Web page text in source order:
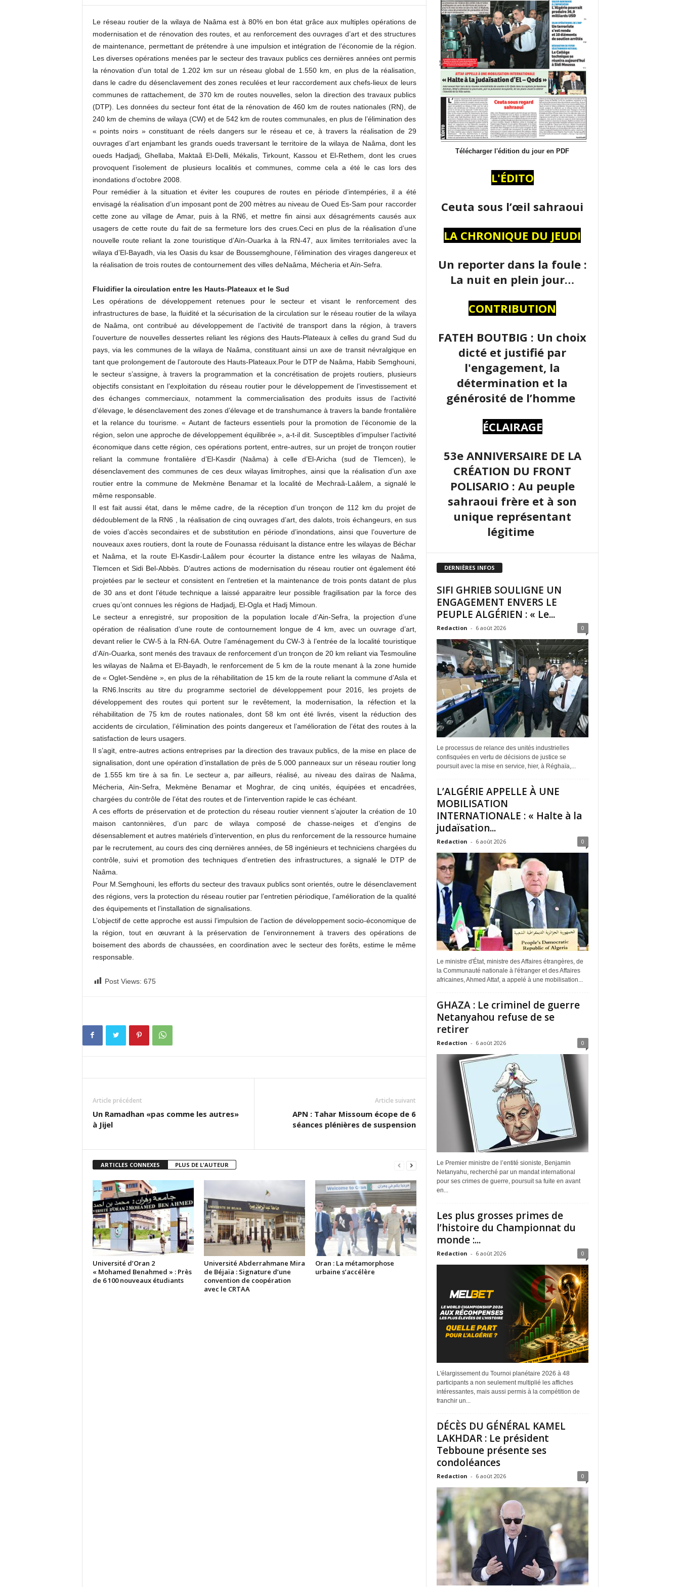
Le réseau routier de la wilaya de Naâma est à 80% en bon état grâce aux multiples opérations de
modernisation et de rénovation des routes, et au renforcement des ouvrages d’art et des structures
de maintenance, permettant de prétendre à une impulsion et intégration de l’économie de la région.
Les diverses opérations menées par le secteur des travaux publics ces dernières années ont permis
la rénovation d’un total de 1.202 km sur un réseau global de 1.550 km, en plus de la réalisation,
dans le cadre du désenclavement des zones reculées et leur raccordement aux chefs-lieux de leurs
communes de rattachement, de 370 km de routes nouvelles, selon la direction des travaux publics
(DTP). Les données du secteur font état de la rénovation de 460 km de routes nationales (RN), de
240 km de chemins de wilaya (CW) et de 542 km de routes communales, en plus de l’élimination des
« points noirs » constituant de réels dangers sur le réseau et ce, à travers la réalisation de 29
ouvrages d’art enjambant les grands oueds traversant le territoire de la wilaya de Naâma, dont les
oueds Hadjadj, Ghellaba, Maktaâ El-Delli, Mékalis, Tirkount, Kassou et El-Rethem, dont les crues
provoquent l’isolement de plusieurs localités et communes, comme cela a été le cas lors des
inondations d’octobre 2008.
Pour remédier à la situation et éviter les coupures de routes en période d’intempéries, il a été
envisagé la réalisation d’un imposant pont de 200 mètres au niveau de Oued Es-Sam pour raccorder
cette zone au village de Amar, puis à la RN6, et mettre fin ainsi aux désagréments causés aux
usagers de cette route du fait de sa fermeture lors des crues.Ceci en plus de la réalisation d’une
nouvelle route reliant la zone touristique d’Aïn-Ouarka à la RN-47, aux limites territoriales avec la
wilaya d’El-Bayadh, via les Oasis du ksar de Boussemghoune, l’élimination des virages dangereux et
la réalisation de trois routes de contournement des villes deNaâma, Mécheria et Aïn-Sefra.
Fluidifier la circulation entre les Hauts-Plateaux et le Sud
Les opérations de développement retenues pour le secteur et visant le renforcement des
infrastructures de base, la fluidité et la sécurisation de la circulation sur le réseau routier de la wilaya
de Naâma, ont contribué au développement de l’activité de transport dans la région, à travers
l’ouverture de nouvelles dessertes reliant les régions des Hauts-Plateaux à celles du grand Sud du
pays, via les communes de la wilaya de Naâma, constituant ainsi un axe de transit névralgique en
tant que prolongement de l’autoroute des Hauts-Plateaux.Pour le DTP de Naâma, Habib Semghouni,
le secteur s’assigne, à travers la programmation et la concrétisation de projets routiers, plusieurs
objectifs consistant en l’exploitation du réseau routier pour le développement de l’investissement et
des échanges commerciaux, notamment la commercialisation des produits issus de l’activité
d’élevage, le désenclavement des zones d’élevage et de transhumance à travers la bande frontalière
et la relance du tourisme. « Autant de facteurs essentiels pour la promotion de l’économie de la
région, selon une approche de développement équilibrée », a-t-il dit. Susceptibles d’impulser l’activité
économique dans cette région, ces opérations portent, entre-autres, sur un projet de tronçon routier
reliant la commune frontalière d’El-Kasdir (Naâma) à celle d’El-Aricha (sud de Tlemcen), le
désenclavement des communes de ces deux wilayas limitrophes, ainsi que la réalisation d’un axe
routier entre la commune de Mekmène Benamar et la localité de Mechraâ-Laâlem, a signalé le
même responsable.
Il est fait aussi état, dans le même cadre, de la réception d’un tronçon de 112 km du projet de
dédoublement de la RN6 , la réalisation de cinq ouvrages d’art, des dalots, trois échangeurs, en sus
de voies d’accès secondaires et de substitution en période d’inondations, ainsi que l’ouverture de
nouveaux axes routiers, dont la route de Founassa réduisant la distance entre les wilayas de Béchar
et Naâma, et la route El-Kasdir-Laâlem pour écourter la distance entre les wilayas de Naâma,
Tlemcen et Sidi Bel-Abbès. D’autres actions de modernisation du réseau routier ont également été
projetées par le secteur et consistent en l’entretien et la maintenance de trois ponts datant de plus
de 30 ans et dont l’étude technique a laissé apparaitre leur possible fragilisation par la force des
crues qu’ont connues les régions de Hadjadj, El-Ogla et Hadj Mimoun.
Le secteur a enregistré, sur proposition de la population locale d’Ain-Sefra, la projection d’une
opération de réalisation d’une route de contournement longue de 4 km, avec un ouvrage d’art,
devant relier le CW-5 à la RN-6A. Outre l’aménagement du CW-3 à l’entrée de la localité touristique
d’Aïn-Ouarka, sont menés des travaux de renforcement d’un tronçon de 20 km reliant via Tesmouline
les wilayas de Naâma et El-Bayadh, le renforcement de 5 km de la route menant à la zone humide
de « Oglet-Sendène », en plus de la réhabilitation de 15 km de la route reliant la commune d’Asla et
la RN6.Inscrits au titre du programme sectoriel de développement pour 2016, les projets de
développement des routes qui portent sur le revêtement, la modernisation, la réfection et la
réhabilitation de 75 km de routes nationales, dont 58 km ont été livrés, visent la réduction des
accidents de circulation, l’élimination des points dangereux et l’amélioration de l’état des routes à la
satisfaction de leurs usagers.
Il s’agit, entre-autres actions entreprises par la direction des travaux publics, de la mise en place de
signalisation, dont une opération d’installation de près de 5.000 panneaux sur un réseau routier long
de 1.555 km tire à sa fin. Le secteur a, par ailleurs, réalisé, au niveau des daïras de Naâma,
Mécheria, Aïn-Sefra, Mekmène Benamar et Moghrar, de cinq unités, équipées et encadrées,
chargées du contrôle de l’état des routes et de l’intervention rapide le cas échéant.
A ces efforts de préservation et de protection du réseau routier viennent s’ajouter la création de 10
maison cantonnières, d’un parc de wilaya composé de chasse-neiges et d’engins de
désensablement et autres matériels d’intervention, en plus du renforcement de la ressource humaine
par le recrutement, au cours des cinq dernières années, de 58 ingénieurs et techniciens chargées du
contrôle, suivi et promotion des techniques d’entretien des infrastructures, a signalé le DTP de
Naâma.
Pour M.Semghouni, les efforts du secteur des travaux publics sont orientés, outre le désenclavement
des régions, vers la protection du réseau routier par l’entretien périodique, l’amélioration de la qualité
des équipements et l’installation de signalisations.
L’objectif de cette approche est aussi l’impulsion de l’action de développement socio-économique de
la région, tout en œuvrant à la préservation de l’environnement à travers des opérations de
boisement des abords de chaussées, en coordination avec le secteur des forêts, estime le même
responsable.
Post Views: 675
Article précédent
Un Ramadhan «pas comme les autres»
à Jijel
Article suivant
APN : Tahar Missoum écope de 6
séances plénières de suspension
ARTICLES CONNEXES PLUS DE L'AUTEUR
Université d’Oran 2
« Mohamed Benahmed » : Près
de 6 100 nouveaux étudiants
Université Abderrahmane Mira
de Béjaïa : Signature d’une
convention de coopération
avec le CRTAA
Oran : La métamorphose
urbaine s’accélère
Télécharger l'édition du jour en PDF
L'ÉDITO
Ceuta sous l’œil sahraoui
LA CHRONIQUE DU JEUDI
Un reporter dans la foule :
La nuit en plein jour…
CONTRIBUTION
FATEH BOUTBIG : Un choix
dicté et justifié par
l'engagement, la
détermination et la
générosité de l’homme
ÉCLAIRAGE
53e ANNIVERSAIRE DE LA
CRÉATION DU FRONT
POLISARIO : Au peuple
sahraoui frère et à son
unique représentant
légitime
DERNIÈRES INFOS
SIFI GHRIEB SOULIGNE UN
ENGAGEMENT ENVERS LE
PEUPLE ALGÉRIEN : « Le...
Redaction - 6 août 2026 0
Le processus de relance des unités industrielles
confisquées en vertu de décisions de justice se
poursuit avec la mise en service, hier, à Réghaïa,...
L’ALGÉRIE APPELLE À UNE
MOBILISATION
INTERNATIONALE : « Halte à la
judaïsation...
Redaction - 6 août 2026 0
Le ministre d'État, ministre des Affaires étrangères, de
la Communauté nationale à l'étranger et des Affaires
africaines, Ahmed Attaf, a appelé à une mobilisation...
GHAZA : Le criminel de guerre
Netanyahou refuse de se
retirer
Redaction - 6 août 2026 0
Le Premier ministre de l’entité sioniste, Benjamin
Netanyahu, recherché par un mandat international
pour ses crimes de guerre, poursuit sa fuite en avant
en...
Les plus grosses primes de
l’histoire du Championnat du
monde :...
Redaction - 6 août 2026 0
L'élargissement du Tournoi planétaire 2026 à 48
participants a non seulement multiplié les affiches
intéressantes, mais aussi permis à la compétition de
franchir un...
DÉCÈS DU GÉNÉRAL KAMEL
LAKHDAR : Le président
Tebboune présente ses
condoléances
Redaction - 6 août 2026 0